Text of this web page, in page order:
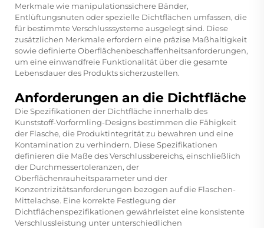
Merkmale wie manipulationssichere Bänder,
Entlüftungsnuten oder spezielle Dichtflächen umfassen, die
für bestimmte Verschlusssysteme ausgelegt sind. Diese
zusätzlichen Merkmale erfordern eine präzise Maßhaltigkeit
sowie definierte Oberflächenbeschaffenheitsanforderungen,
um eine einwandfreie Funktionalität über die gesamte
Lebensdauer des Produkts sicherzustellen.
Anforderungen an die Dichtfläche
Die Spezifikationen der Dichtfläche innerhalb des
Kunststoff-Vorformling-Designs bestimmen die Fähigkeit
der Flasche, die Produktintegrität zu bewahren und eine
Kontamination zu verhindern. Diese Spezifikationen
definieren die Maße des Verschlussbereichs, einschließlich
der Durchmessertoleranzen, der
Oberflächenrauheitsparameter und der
Konzentrizitätsanforderungen bezogen auf die Flaschen-
Mittelachse. Eine korrekte Festlegung der
Dichtflächenspezifikationen gewährleistet eine konsistente
Verschlussleistung unter unterschiedlichen